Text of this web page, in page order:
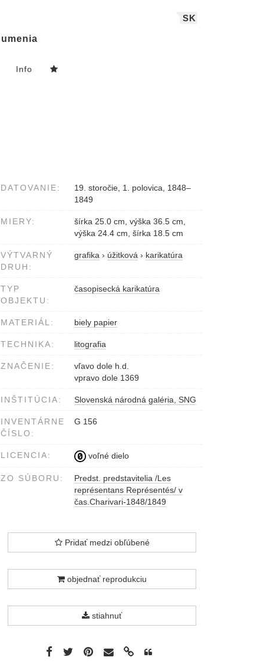
SK
umenia
Info
DATOVANIE:
19. storočie, 1. polovica, 1848–
1849
MIERY:
šírka 25.0 cm, výška 36.5 cm,
výška 24.4 cm, šírka 18.5 cm
VÝTVARNÝ
DRUH:
grafika › úžitková › karikatúra
TYP
OBJEKTU:
časopisecká karikatúra
MATERIÁL: biely papier
TECHNIKA: litografia
ZNAČENIE:
vľavo dole h.d.
vpravo dole 1369
INŠTITÚCIA: Slovenská národná galéria, SNG
INVENTÁRNE
ČÍSLO:
G 156
LICENCIA: voľné dielo
ZO SÚBORU:
Predst. predstavitelia /Les
représentans Représentés/ v
čas.Charivari-1848/1849
Pridať medzi obľúbené
objednať reprodukciu
stiahnuť